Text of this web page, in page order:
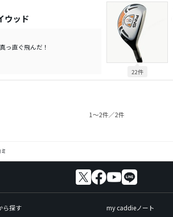
ウッド
っ直ぐ飛んだ！
22件
1〜2件／2件
ら探す
my caddieノート